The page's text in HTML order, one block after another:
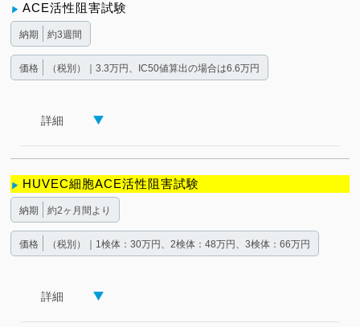
ACE活性阻害試験
納期 約3週間
価格 （税別）｜3.3万円、IC50値算出の場合は6.6万円
詳細
HUVEC細胞ACE活性阻害試験
納期 約2ヶ月間より
価格 （税別）｜1検体：30万円、2検体：48万円、3検体：66万円
詳細